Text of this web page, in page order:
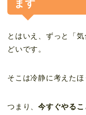
ます
とはいえ、ずっと「
どいです。
そこは冷静に考えたほ
つまり、今すぐやるこ